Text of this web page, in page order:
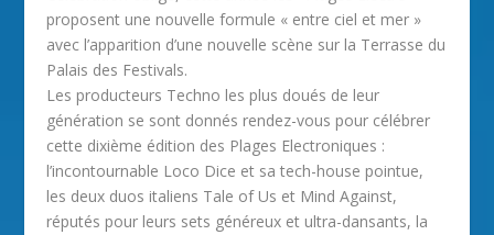
proposent une nouvelle formule « entre ciel et mer »
avec l’apparition d’une nouvelle scène sur la Terrasse du
Palais des Festivals.
Les producteurs Techno les plus doués de leur
génération se sont donnés rendez-vous pour célébrer
cette dixième édition des Plages Electroniques :
l’incontournable Loco Dice et sa tech-house pointue,
les deux duos italiens Tale of Us et Mind Against,
réputés pour leurs sets généreux et ultra-dansants, la